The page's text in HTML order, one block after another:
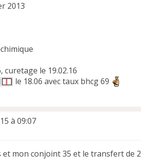
2013
curetage le 19.02.16
le 18.06 avec taux bhcg 69
à 09:07
mon conjoint 35 et le transfert de 2